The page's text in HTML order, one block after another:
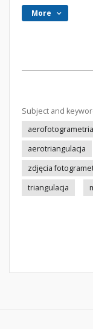
More
Subject and
aerofotogrametria
aerotriangulacja
zdjęcia
triangulacja